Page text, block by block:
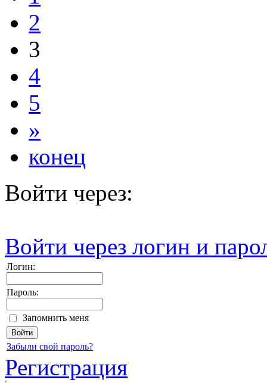
2
3
4
5
»
конец
Войти через:
Войти через логин и
Логин:
Пароль:
Запомнить меня
Забыли свой пароль?
Регистрация